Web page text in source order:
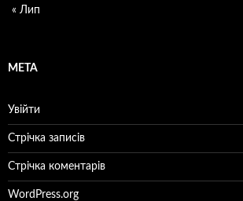
« Лип
МЕТА
Увійти
Стрічка записів
Стрічка коментарів
WordPress.org